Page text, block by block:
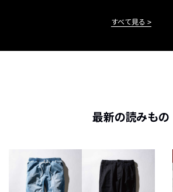
すべて見る
最新の読みもの